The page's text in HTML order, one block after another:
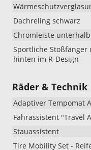
Dachreling schwarz
Chromleiste
Sportliche Stoßfänger
hinten im R-Design
Räder & Technik
Adaptiver Tempomat
Fahrassistent "Travel
Stauassistent
Tire Mobility Set -